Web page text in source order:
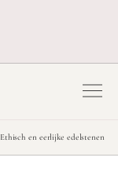
Ethisch en eerlijke edelstenen